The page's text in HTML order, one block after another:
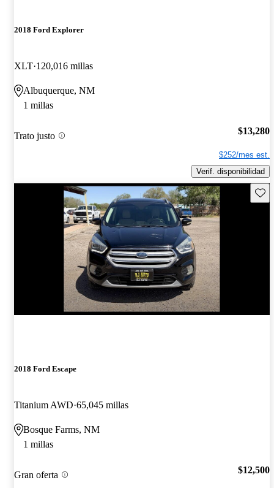
2018 Ford Explorer
XLT 120,016 millas
Albuquerque, NM
1 millas
Trato justo $13,280
$252/mes est.
Verif. disponibilidad
2018 Ford Escape
Titanium AWD 65,045 millas
Bosque Farms, NM
1 millas
Gran oferta $12,500